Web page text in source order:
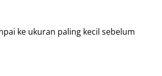
ke ukuran paling kecil sebelum